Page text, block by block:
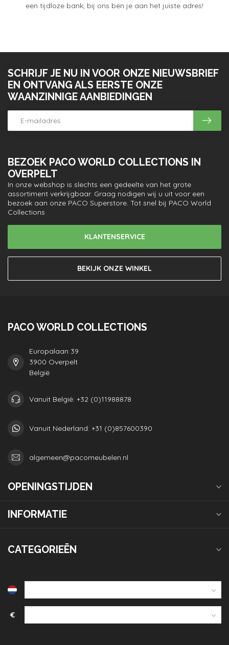
een tijdloze bank, bij ons ben je aan het juiste adres!
BEZOEK PACO WORLD COLLECTIONS IN
OVERPELT
In onze webshop is slechts een gedeelte van het grote
assortiment verkrijgbaar. Graag nodigen wij u uit voor een
bezoek aan onze PACO Superstore. Tot snel bij PACO World
Collections
KLANTENSERVICE
BEKIJK ONZE WINKEL
SCHRIJF JE NU IN VOOR ONZE NIEUWSBRIEF
EN ONTVANG ALS EERSTE ONZE
WAANZINNIGE AANBIEDINGEN
PACO WORLD COLLECTIONS
Europalaan 39
3900 Overpelt
België
Vanuit België: +32 (0)11988878
Vanuit Nederland: +31 (0)857600390
algemeen@pacomeubelen.nl
OPENINGSTIJDEN
INFORMATIE
CATEGORIEËN
€